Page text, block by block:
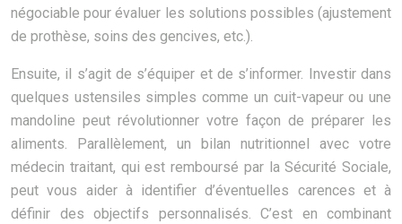
négociable pour évaluer les solutions possibles (ajustement
de prothèse, soins des gencives, etc.).
Ensuite, il s’agit de s’équiper et de s’informer. Investir dans
quelques ustensiles simples comme un cuit-vapeur ou une
mandoline peut révolutionner votre façon de préparer les
aliments. Parallèlement, un bilan nutritionnel avec votre
médecin traitant, qui est remboursé par la Sécurité Sociale,
peut vous aider à identifier d’éventuelles carences et à
définir des objectifs personnalisés. C’est en combinant